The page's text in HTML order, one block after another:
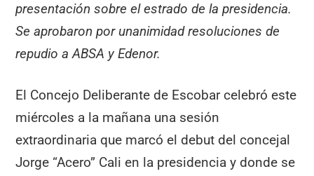
presentación sobre el estrado de la presidencia.
Se aprobaron por unanimidad resoluciones de
repudio a ABSA y Edenor.
El Concejo Deliberante de Escobar celebró este
miércoles a la mañana una sesión
extraordinaria que marcó el debut del concejal
Jorge “Acero” Cali en la presidencia y donde se